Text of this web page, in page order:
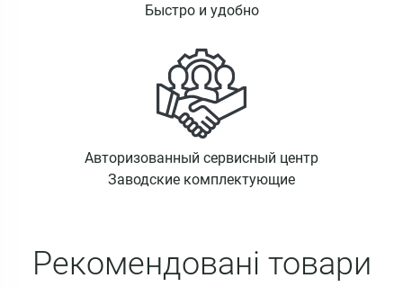
Быстро и удобно
Авторизованный сервисный центр
Заводские комплектующие
Рекомендовані товари